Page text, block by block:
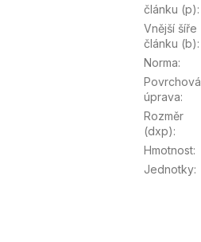
článku (p):
Vnější šíře
článku (b):
Norma:
Povrchová
úprava:
Rozměr
(dxp):
Hmotnost:
Jednotky: